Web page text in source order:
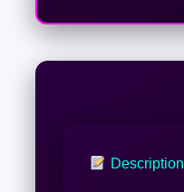
Description